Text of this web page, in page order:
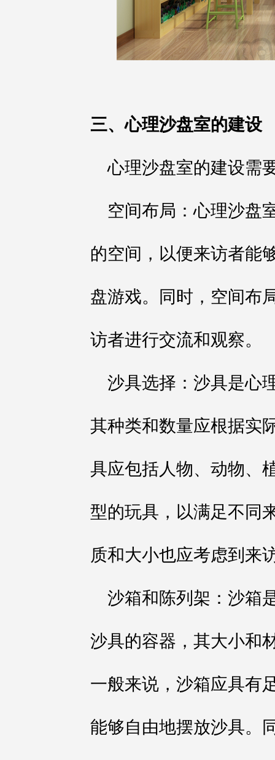
三、心理沙盘室的建设
心理沙盘室的建设需
空间布局：心理沙盘
的空间，以便来访者能
盘游戏。同时，空间布
访者进行交流和观察。
沙具选择：沙具是心
其种类和数量应根据实
具应包括人物、动物、
型的玩具，以满足不同
质和大小也应考虑到来
沙箱和陈列架：沙箱
沙具的容器，其大小和
一般来说，沙箱应具有
能够自由地摆放沙具。